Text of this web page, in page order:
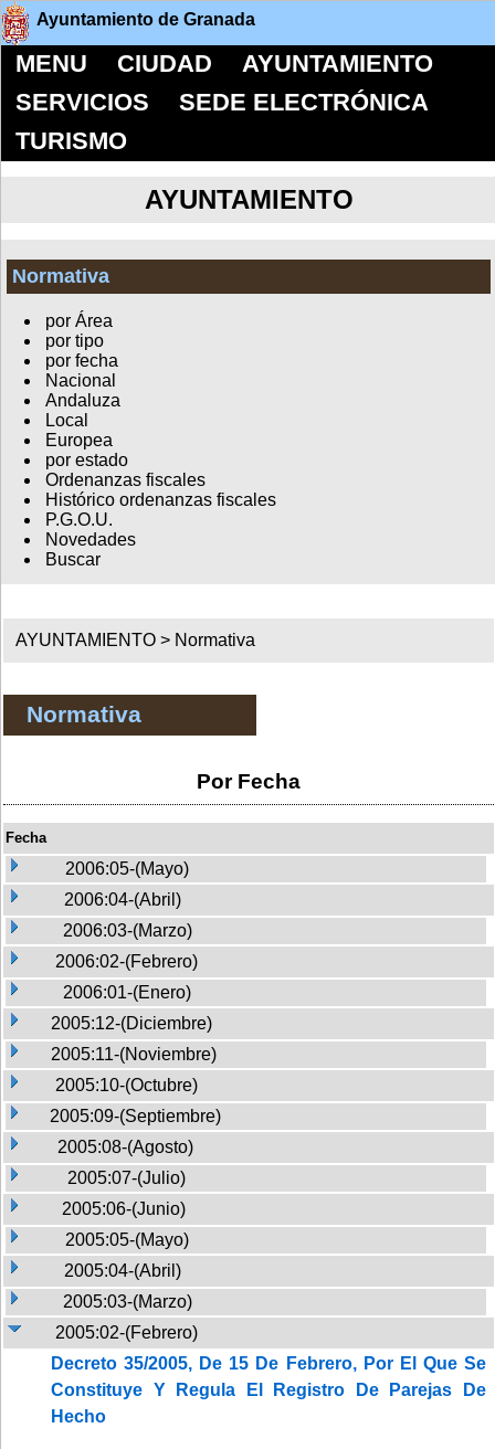
Ayuntamiento de Granada
MENU CIUDAD
AYUNTAMIENTO
SERVICIOS
SEDE ELECTRÓNICA
TURISMO
AYUNTAMIENTO
Normativa
por Área
por tipo
por fecha
Nacional
Andaluza
Local
Europea
por estado
Ordenanzas fiscales
Histórico ordenanzas fiscales
P.G.O.U.
Novedades
Buscar
AYUNTAMIENTO > Normativa
Normativa
Por Fecha
Fecha
2006:05-(Mayo)
2006:04-(Abril)
2006:03-(Marzo)
2006:02-(Febrero)
2006:01-(Enero)
2005:12-(Diciembre)
2005:11-(Noviembre)
2005:10-(Octubre)
2005:09-(Septiembre)
2005:08-(Agosto)
2005:07-(Julio)
2005:06-(Junio)
2005:05-(Mayo)
2005:04-(Abril)
2005:03-(Marzo)
2005:02-(Febrero)
Decreto 35/2005, De 15 De Febrero, Por El Que Se
Constituye Y Regula El Registro De Parejas De
Hecho